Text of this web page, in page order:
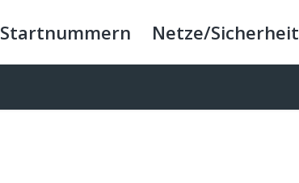
Startnummern Netze/Sicherheit